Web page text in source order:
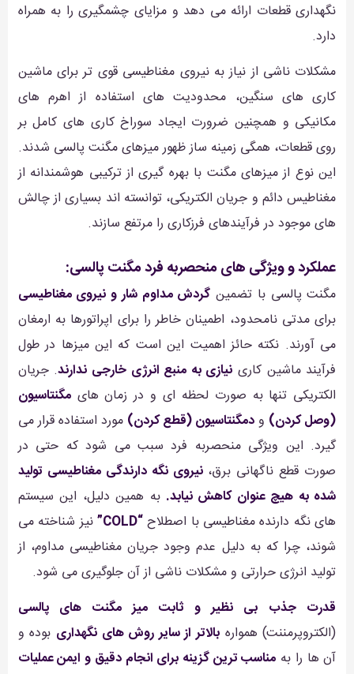
نگهداری قطعات ارائه می دهد و مزایای چشمگیری را به همراه
دارد.
مشکلات ناشی از نیاز به نیروی مغناطیسی قوی تر برای ماشین
کاری های سنگین، محدودیت های استفاده از اهرم های
مکانیکی و همچنین ضرورت ایجاد سوراخ کاری های کامل بر
روی قطعات، همگی زمینه ساز ظهور میزهای مگنت پالسی شدند.
این نوع از میزهای مگنت با بهره گیری از ترکیبی هوشمندانه از
مغناطیس دائم و جریان الکتریکی، توانسته اند بسیاری از چالش
های موجود در فرآیندهای فرزکاری را مرتفع سازند.
عملکرد و ویژگی های منحصربه فرد مگنت پالسی:
مگنت پالسی با تضمین گردش مداوم شار و نیروی مغناطیسی
برای مدتی نامحدود، اطمینان خاطر را برای اپراتورها به ارمغان
می آورند. نکته حائز اهمیت این است که این میزها در طول
فرآیند ماشین کاری نیازی به منبع انرژی خارجی ندارند. جریان
الکتریکی تنها به صورت لحظه ای و در زمان هایمگنتاسیون
(وصل کردن) ودمگنتاسیون (قطع کردن) مورد استفاده قرار می
گیرد. این ویژگی منحصربه فرد سبب می شود که حتی در
صورت قطع ناگهانی برق،نیروی نگه دارندگی مغناطیسی تولید
شده به هیچ عنوان کاهش نیابد. به همین دلیل، این سیستم
های نگه دارنده مغناطیسی با اصطلاح“COLD”
نیز شناخته می
شوند، چرا که به دلیل عدم وجود جریان مغناطیسی مداوم، از
تولید انرژی حرارتی و مشکلات ناشی از آن جلوگیری می شود.
قدرت جذب بی نظیر و ثابت میز مگنت های پالسی
(الکتروپرمننت) همواره بالاتر از سایر روش های نگهداری بوده و
آن ها را به مناسب ترین گزینه برای انجام دقیق و ایمن عملیات